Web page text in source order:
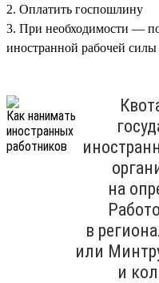
2. Оплатить госпошлину
3. При необходимости —
иностранной рабочей силы
на
в
или
и